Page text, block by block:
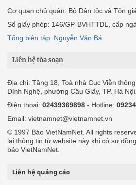
Cơ quan chủ quản: Bộ Dân tộc và Tôn
Số giấy phép: 146/GP-BVHTTDL, cấp
Tổng biên tập: Nguyễn Văn Bá
Liên hệ tòa soạn
Địa chỉ: Tầng 18, Toà nhà Cục Viễn
Đình Nghệ, phường Cầu Giấy, TP. Hà Nội.
Điện thoại: 02439369898 - Hotline:
Email: vietnamnet@vietnamnet.vn
© 1997 Báo VietNamNet. All rights
lại thông tin từ website này khi có sự
báo VietNamNet.
Liên hệ quảng cáo